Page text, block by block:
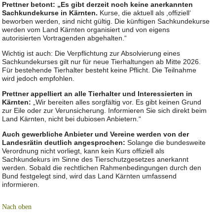
Prettner betont: „Es gibt derzeit noch keine anerkannten
Sachkundekurse in Kärnten. Kurse, die aktuell als ,offiziell‘
beworben werden, sind nicht gültig. Die künftigen Sachkundekurse
werden vom Land Kärnten organisiert und von eigens
autorisierten Vortragenden abgehalten.“
Wichtig ist auch: Die Verpflichtung zur Absolvierung eines
Sachkundekurses gilt nur für neue Tierhaltungen ab Mitte 2026.
Für bestehende Tierhalter besteht keine Pflicht. Die Teilnahme
wird jedoch empfohlen.
Prettner appelliert an alle Tierhalter und Interessierten in
Kärnten:„Wir bereiten alles sorgfältig vor. Es gibt keinen Grund
zur Eile oder zur Verunsicherung. Informieren Sie sich direkt beim
Land Kärnten, nicht bei dubiosen Anbietern.“
Auch gewerbliche Anbieter und Vereine werden von der
Landesrätin deutlich angesprochen:Solange die bundesweite
Verordnung nicht vorliegt, kann kein Kurs offiziell als
Sachkundekurs im Sinne des Tierschutzgesetzes anerkannt
werden. Sobald die rechtlichen Rahmenbedingungen durch den
Bund festgelegt sind, wird das Land Kärnten umfassend
informieren.
Nach oben